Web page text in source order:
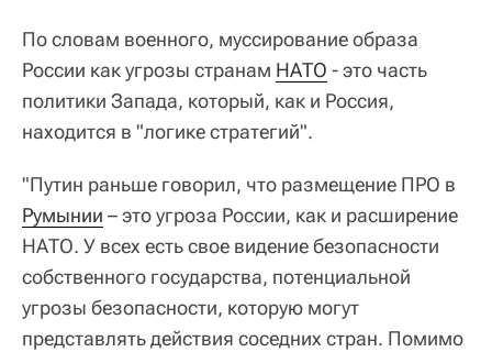
По словам военного, муссирование образа
России как угрозы странам НАТО - это часть
политики Запада, который, как и Россия,
находится в "логике стратегий".
"Путин раньше говорил, что размещение ПРО в
Румынии – это угроза России, как и расширение
НАТО. У всех есть свое видение безопасности
собственного государства, потенциальной
угрозы безопасности, которую могут
представлять действия соседних стран. Помимо